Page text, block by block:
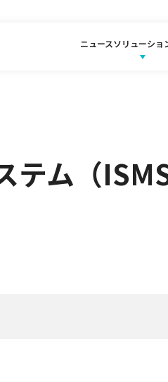
ニュースソリューショ
テム（